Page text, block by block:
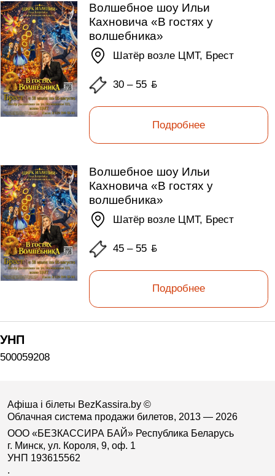
Волшебное шоу Ильи
Кахновича «В гостях у
волшебника»
Шатёр возле ЦМТ, Брест
30 – 55ƃ
Подробнее
Волшебное шоу Ильи
Кахновича «В гостях у
волшебника»
Шатёр возле ЦМТ, Брест
45 – 55ƃ
Подробнее
УНП
500059208
Афіша і білеты BezKassira.by ©
Облачная система продажи билетов, 2013 — 2026
ООО «БЕЗКАССИРА БАЙ» Республика Беларусь
г. Минск, ул. Короля, 9, оф. 1
УНП 193615562
.